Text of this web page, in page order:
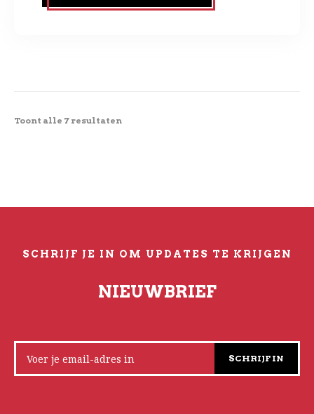
Toont alle 7 resultaten
SCHRIJF JE IN OM UPDATES TE KRIJGEN
NIEUWBRIEF
SCHRIJF IN